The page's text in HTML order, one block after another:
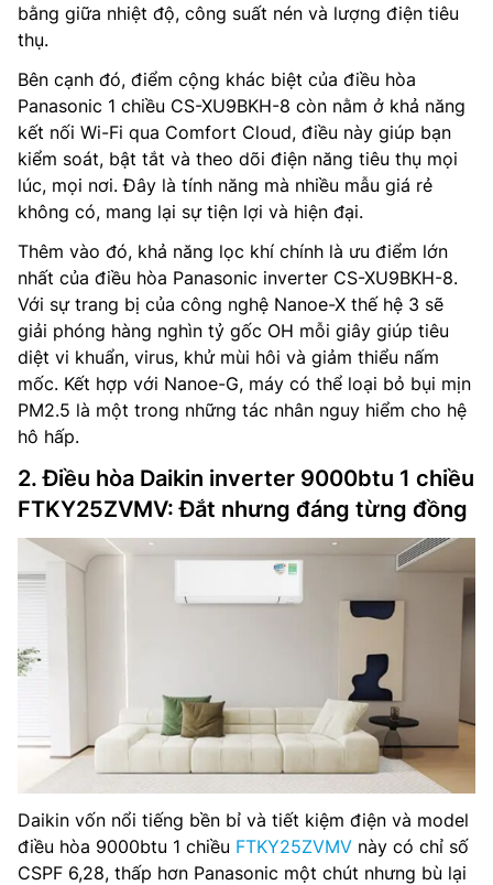
bằng giữa nhiệt độ, công suất nén và lượng điện tiêu
thụ.
Bên cạnh đó, điểm cộng khác biệt của điều hòa
Panasonic 1 chiều CS-XU9BKH-8 còn nằm ở khả năng
kết nối Wi-Fi qua Comfort Cloud, điều này giúp bạn
kiểm soát, bật tắt và theo dõi điện năng tiêu thụ mọi
lúc, mọi nơi. Đây là tính năng mà nhiều mẫu giá rẻ
không có, mang lại sự tiện lợi và hiện đại.
Thêm vào đó, khả năng lọc khí chính là ưu điểm lớn
nhất của điều hòa Panasonic inverter CS-XU9BKH-8.
Với sự trang bị của công nghệ Nanoe-X thế hệ 3 sẽ
giải phóng hàng nghìn tỷ gốc OH mỗi giây giúp tiêu
diệt vi khuẩn, virus, khử mùi hôi và giảm thiểu nấm
mốc. Kết hợp với Nanoe-G, máy có thể loại bỏ bụi mịn
PM2.5 là một trong những tác nhân nguy hiểm cho hệ
hô hấp.
2. Điều hòa Daikin inverter 9000btu 1 chiều
FTKY25ZVMV: Đắt nhưng đáng từng đồng
Daikin vốn nổi tiếng bền bỉ và tiết kiệm điện và model
điều hòa 9000btu 1 chiều FTKY25ZVMV này có chỉ số
CSPF 6,28, thấp hơn Panasonic một chút nhưng bù lại